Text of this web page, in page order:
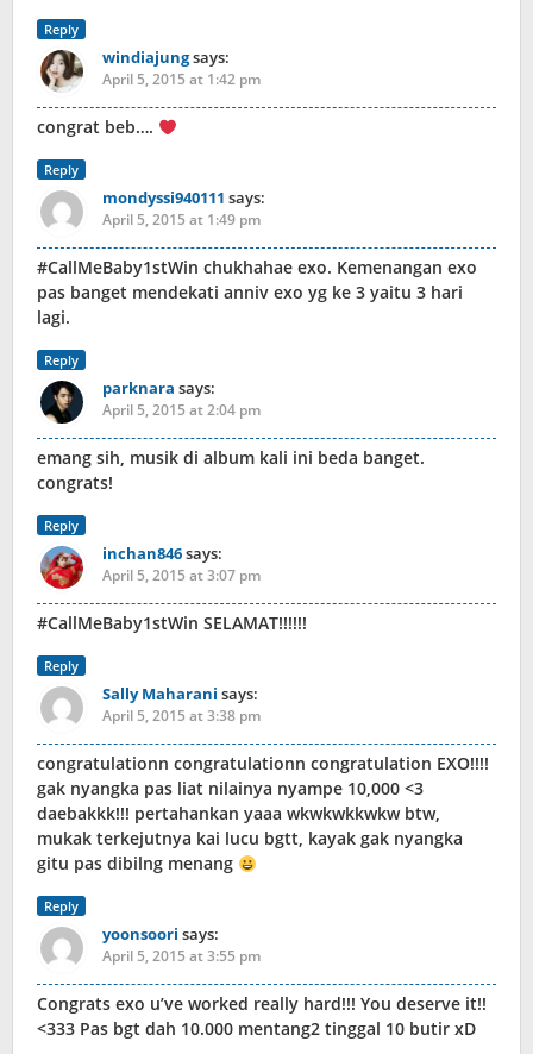
Reply
windiajungsays:
April 5, 2015 at 1:42 pm
congrat beb….
Reply
mondyssi940111 says:
April 5, 2015 at 1:49 pm
#CallMeBaby1stWin chukhahae exo. Kemenangan exo
pas banget mendekati anniv exo yg ke 3 yaitu 3 hari
lagi.
Reply
parknara says:
April 5, 2015 at 2:04 pm
emang sih, musik di album kali ini beda banget.
congrats!
Reply
inchan846says:
April 5, 2015 at 3:07 pm
#CallMeBaby1stWin SELAMAT!!!!!!
Reply
Sally Maharani says:
April 5, 2015 at 3:38 pm
congratulationn congratulationn congratulation EXO!!!!
gak nyangka pas liat nilainya nyampe 10,000 <3
daebakkk!!! pertahankan yaaa wkwkwkkwkw btw,
mukak terkejutnya kai lucu bgtt, kayak gak nyangka
gitu pas dibilng menang
Reply
yoonsoori says:
April 5, 2015 at 3:55 pm
Congrats exo u’ve worked really hard!!! You deserve it!!
<333 Pas bgt dah 10.000 mentang2 tinggal 10 butir xD